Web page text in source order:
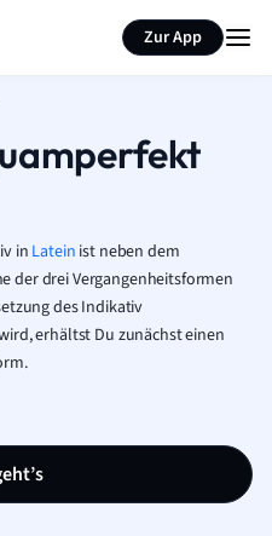
Zur App
in Latein ist neben dem
der drei Vergangenheitsformen
des Indikativ
erhältst Du zunächst einen
Seite zusammenfassen